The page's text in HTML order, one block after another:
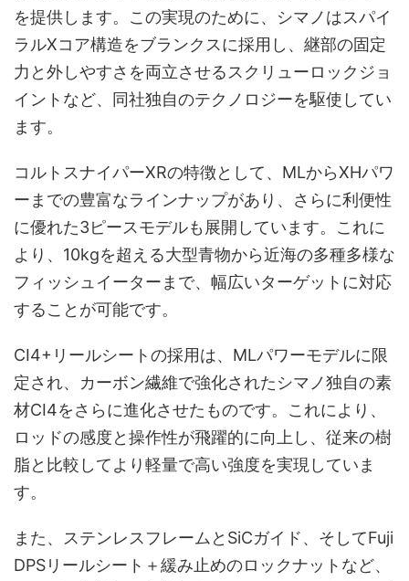
を提供します。この実現のために、シマノはスパイ
ラルXコア構造をブランクスに採用し、継部の固定
力と外しやすさを両立させるスクリューロックジョ
イントなど、同社独自のテクノロジーを駆使してい
ます。
コルトスナイパーXRの特徴として、MLからXHパワ
ーまでの豊富なラインナップがあり、さらに利便性
に優れた3ピースモデルも展開しています。これに
より、10kgを超える大型青物から近海の多種多様な
フィッシュイーターまで、幅広いターゲットに対応
することが可能です。
CI4+リールシートの採用は、MLパワーモデルに限
定され、カーボン繊維で強化されたシマノ独自の素
材CI4をさらに進化させたものです。これにより、
ロッドの感度と操作性が飛躍的に向上し、従来の樹
脂と比較してより軽量で高い強度を実現していま
す。
また、ステンレスフレームとSiCガイド、そしてFuji
DPSリールシート＋緩み止めのロックナットなど、